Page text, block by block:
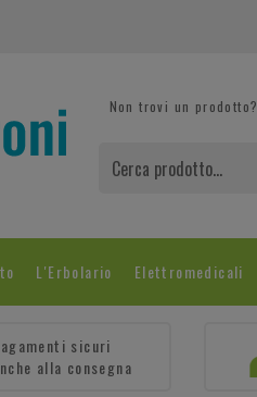
Non trovi un prodotto?
L'Erbolario Elettromedicali
sicuri
alla consegna